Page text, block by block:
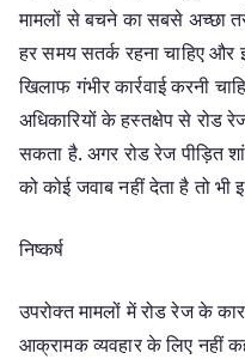
मामलों से बचने का सबसे अच्छा
हर समय सतर्क रहना चाहिए
खिलाफ गंभीर कार्रवाई करनी
अधिकारियों के हस्तक्षेप से रोड
सकता है. अगर रोड रेज पीड़ित
को कोई जवाब नहीं देता है तो
निष्कर्ष
उपरोक्त मामलों में रोड रेज के
आक्रामक व्यवहार के लिए नहीं